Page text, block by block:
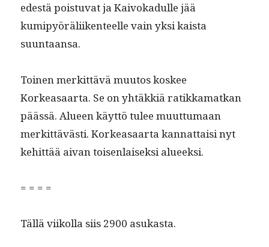
edestä pois­tu­vat ja Kai­vokadulle jää
kumipyöräli­iken­teelle vain yksi kaista
suuntaansa.
Toinen merkit­tävä muu­tos kos­kee
Korkeasaar­ta. Se on yhtäkkiä ratikka­matkan
päässä. Alueen käyt­tö tulee muut­tumaan
merkit­tävästi. Korkeasaar­ta kan­nat­taisi nyt
kehit­tää aivan toisen­laisek­si alueeksi.
= = = =
Täl­lä viikol­la siis 2900 asukasta.